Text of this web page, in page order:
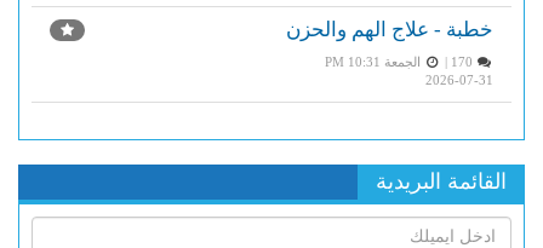
خطبة - علاج الهم والحزن
الجمعة PM 10:31
2026-07-31
القائمة البريدية